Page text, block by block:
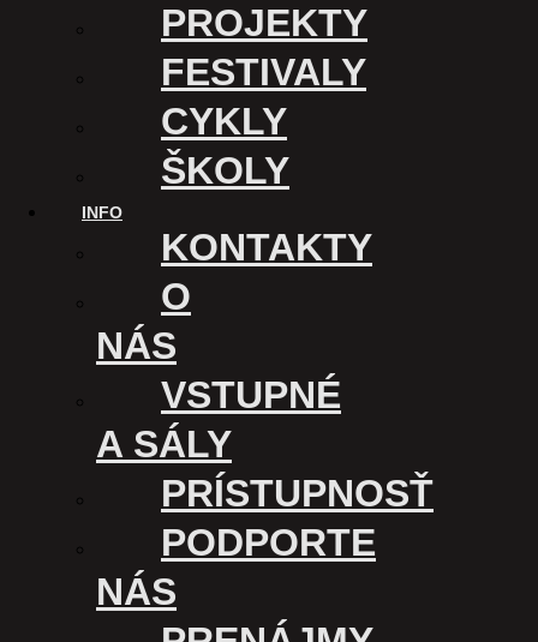
PROJEKTY
FESTIVALY
CYKLY
ŠKOLY
INFO
KONTAKTY
O
NÁS
VSTUPNÉ
A SÁLY
PRÍSTUPNOSŤ
PODPORTE
NÁS